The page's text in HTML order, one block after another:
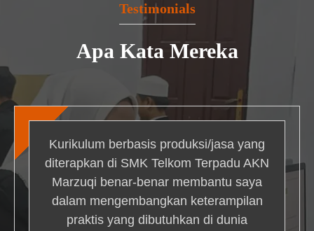
Testimonials
Apa Kata Mereka
Kurikulum berbasis produksi/jasa yang
diterapkan di SMK Telkom Terpadu AKN
Marzuqi benar-benar membantu saya
dalam mengembangkan keterampilan
praktis yang dibutuhkan di dunia